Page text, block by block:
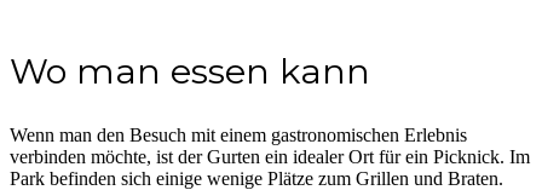
Wo man essen kann
Wenn man den Besuch mit einem gastronomischen Erlebnis
verbinden möchte, ist der Gurten ein idealer Ort für ein Picknick. Im
Park befinden sich einige wenige Plätze zum Grillen und Braten.